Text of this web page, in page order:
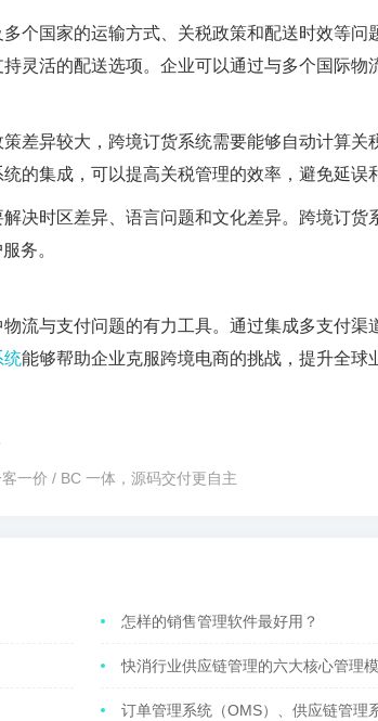
个国家的运输方式、关税政策和配送时效等问
灵活的配送选项。企业可以通过与多个国际物
差异较大，跨境订货系统需要能够自动计算关
的集成，可以提高关税管理的效率，避免延误
决时区差异、语言问题和文化差异。跨境订货
务。
流与支付问题的有力工具。通过集成多支付渠
统能够帮助企业克服跨境电商的挑战，提升全球
一价 / BC 一体，源码交付更自主​
怎样的销售管理软件最好用？
快消行业供应链管理的六大核心管理
订单管理系统（OMS）、供应链管理系统---多种